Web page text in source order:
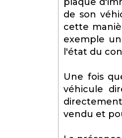
plaque
de son
cette
exemple
l'état du
Une fois
véhicule
vendu et